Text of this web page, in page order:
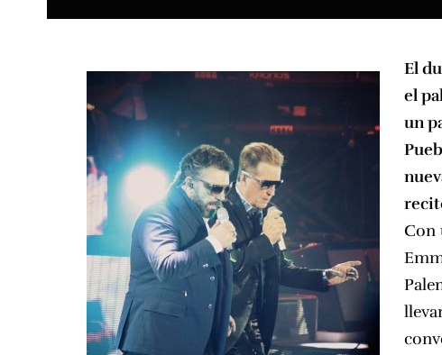
El
el
un
Con